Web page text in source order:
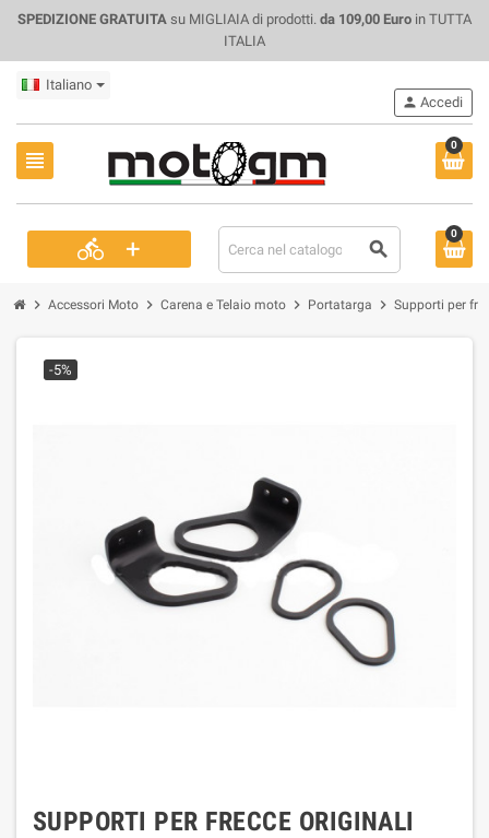
SPEDIZIONE GRATUITA su MIGLIAIA di prodotti. da 109,00 Euro in TUTTA
ITALIA
Italiano
view_headline
0
directions_bike + search
person Accedi
0
chevron_right Accessori Moto chevron_right Carena e Telaio moto chevron_right Portatarga chevron_right Supporti per
-5%
SUPPORTI PER FRECCE ORIGINALI